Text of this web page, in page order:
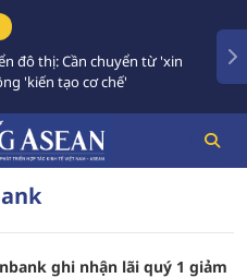
đô thị: Cần chuyển từ 'xin
'kiến tạo cơ chế'
ghi nhận lãi quý 1 giảm